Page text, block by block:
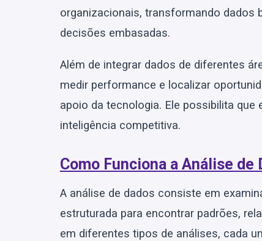
organizacionais, transformando dados
decisões embasadas.
Além de integrar dados de diferentes
medir performance e localizar
apoio da tecnologia. Ele possibilita
inteligência competitiva.
Como Funciona a Análise de
A análise de dados consiste em
estruturada para encontrar padrões,
em diferentes tipos de análises, cada